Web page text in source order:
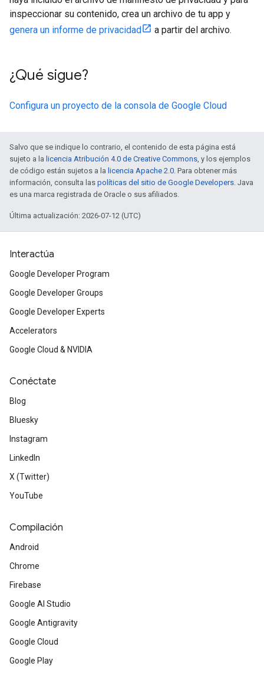
inspeccionar su contenido, crea un archivo de tu app y
genera un informe de privacidad
a partir del archivo.
¿Qué sigue?
Configura un proyecto de la consola de Google Cloud
Salvo que se indique lo contrario, el contenido de esta página está
sujeto a la licencia Atribución 4.0 de Creative Commons, y los ejemplos
de código están sujetos a la licencia Apache 2.0. Para obtener más
información, consulta las políticas del sitio de Google Developers. Java
es una marca registrada de Oracle o sus afiliados.
Última actualización: 2026-07-12 (UTC)
Interactúa
Google Developer Program
Google Developer Groups
Google Developer Experts
Accelerators
Google Cloud & NVIDIA
Conéctate
Blog
Bluesky
Instagram
LinkedIn
X (Twitter)
YouTube
Compilación
Android
Chrome
Firebase
Google AI Studio
Google Antigravity
Google Cloud
Google Play